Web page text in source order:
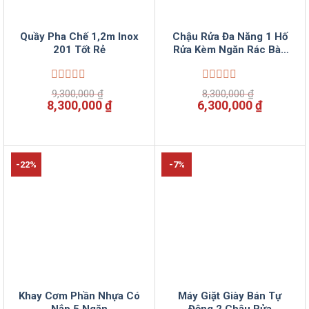
Quầy Pha Chế 1,2m Inox
201 Tốt Rẻ
Được
xếp
hạng
sao
9,300,000₫
Giá
gốc
9,300,000 ₫.
8,300,000₫Giá
hiện
là:
8,300,000 ₫.
Chậu Rửa Đa Năng 1 Hố
Rửa Kèm Ngăn Rác Bàn
Được
xếp
hạng
sao
8,300,000₫
Giá
gốc
8,300,000 ₫.
6,300,000₫Giá
hiện
là:
-22%
Khay Cơm Phần Nhựa Có
-7%
Máy Giặt Giày Bán Tự